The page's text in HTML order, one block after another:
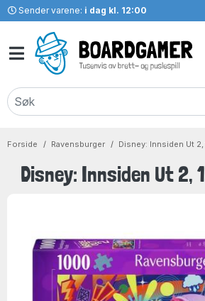
Sender varene: i dag kl. 12:00
Forside Ravensburger Disney: Innsiden Ut
Disney: Innsiden Ut 2,